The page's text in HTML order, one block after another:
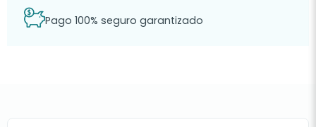
Pago 100% seguro garantizado